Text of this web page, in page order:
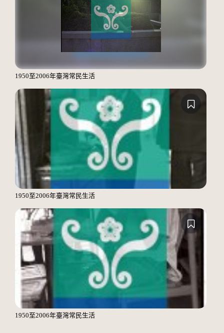
1950至2006年臺灣常民生活
1950至2006年臺灣常民生活
1950至2006年臺灣常民生活